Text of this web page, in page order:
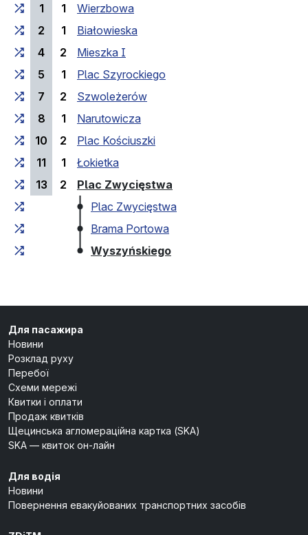
1
1
Wierzbowa
2
1
Białowieska
4
2
Mieszka I
5
1
Plac Szyrockiego
7
2
Szwoleżerów
8
1
Narutowicza
10
2
Plac Kościuszki
11
1
Łokietka
13
2 Plac Zwycięstwa
Plac Zwycięstwa
Brama Portowa
Wyszyńskiego(кінцева зупинка)
Для пасажира
Новини
Розклад руху
Перебої
Схеми мережі
Квитки і оплати
Продаж квитків
Щецинська агломераційна картка (SKA)
SKA — квиток он-лайн
Для водія
Новини
Повернення евакуйованих транспортних засобів